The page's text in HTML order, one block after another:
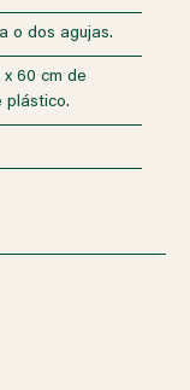
o dos agujas.
60 cm de
plástico.